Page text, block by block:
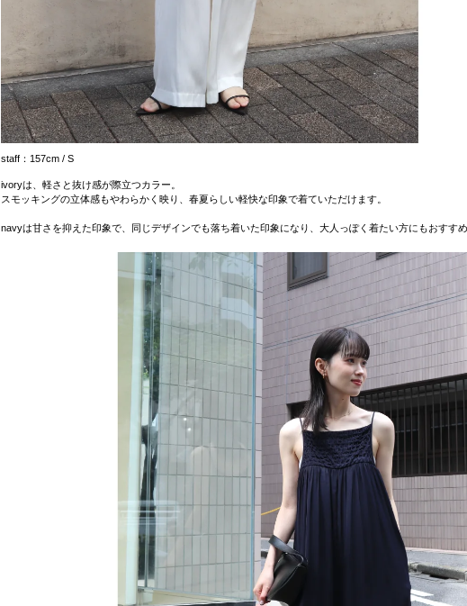
staff：157cm / S
ivoryは、軽さと抜け感が際立つカラー。
スモッキングの立体感もやわらかく映り、春夏らしい軽快な印象で着ていただけます。
navyは甘さを抑えた印象で、同じデザインでも落ち着いた印象になり、大人っぽく着たい方にもおすす